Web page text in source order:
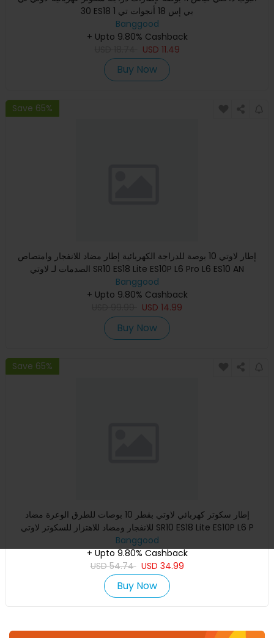
30 ES18 بي إس 18 أنجوات تي 1
Banggood
+ Upto 9.80% Cashback
USD 11.49
Buy Now
Save 65%
إطار لاوتي 10 بوصة للدراجة الكهربائية إطار مضاد للانفجار وامتصاص
الصدمات لـ لاوتي SR10 ES18 Lite ES10P L6 Pro L6 ES10 AN
Banggood
+ Upto 9.80% Cashback
USD 14.99
Buy Now
Save 65%
إطار سكوتر كهربائي لاوتي بقطر 10 بوصات للطرق الوعرة مضاد
للانفجار ومضاد للاهتزاز للسكوتر لاوتي SR10 ES18 Lite ES10P L6 P
Banggood
+ Upto 9.80% Cashback
USD54.74 USD 34.99
Buy Now